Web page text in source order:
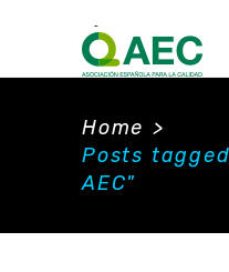
Home >
Posts
AEC"